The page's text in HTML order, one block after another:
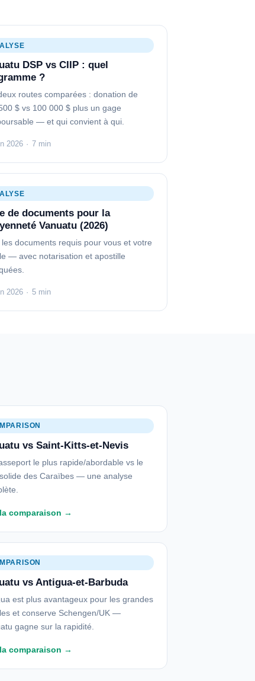
DSP vs CIIP : quel
?
routes comparées : donation de
$ vs 100 000 $ plus un gage
— et qui convient à qui.
2026 · 7 min
de documents pour la
Vanuatu (2026)
les documents requis pour vous et votre
— avec notarisation et apostille
2026 · 5 min
vs Saint-Kitts-et-Nevis
le plus rapide/abordable vs le
des Caraïbes — une analyse
comparaison →
vs Antigua-et-Barbuda
est plus avantageux pour les grandes
et conserve Schengen/UK —
gagne sur la rapidité.
comparaison →